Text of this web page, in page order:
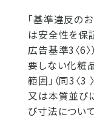
「基準違反の
は安全性を保
広告基準3〈6
要しない化粧
範囲」（同3〈3
又は本質並び
び寸法について